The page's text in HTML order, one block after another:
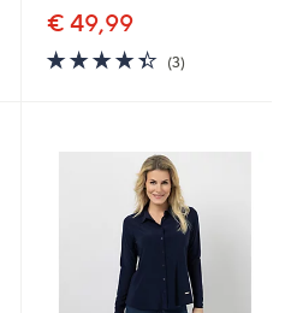
€ 49,99
4.3
von
(3)3